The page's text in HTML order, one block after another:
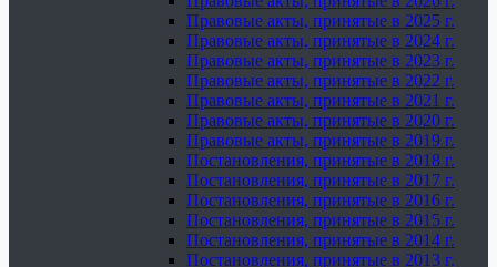
Правовые акты, принятые в 2025 г.
Правовые акты, принятые в 2024 г.
Правовые акты, принятые в 2023 г.
Правовые акты, принятые в 2022 г.
Правовые акты, принятые в 2021 г.
Правовые акты, принятые в 2020 г.
Правовые акты, принятые в 2019 г.
Постановления, принятые в 2018 г.
Постановления, принятые в 2017 г.
Постановления, принятые в 2016 г.
Постановления, принятые в 2015 г.
Постановления, принятые в 2014 г.
Постановления, принятые в 2013 г.